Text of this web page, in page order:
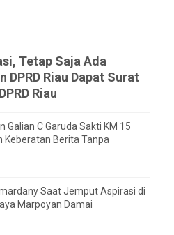
Tetap Saja Ada
DPRD Riau Dapat Surat
Riau
Galian C Garuda Sakti KM 15
Keberatan Berita Tanpa
Saat Jemput Aspirasi di
Marpoyan Damai